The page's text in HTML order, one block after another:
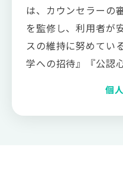
は、カウンセラーの
を監修し、利用者が
スの維持に努めてい
学への招待』『公認
個